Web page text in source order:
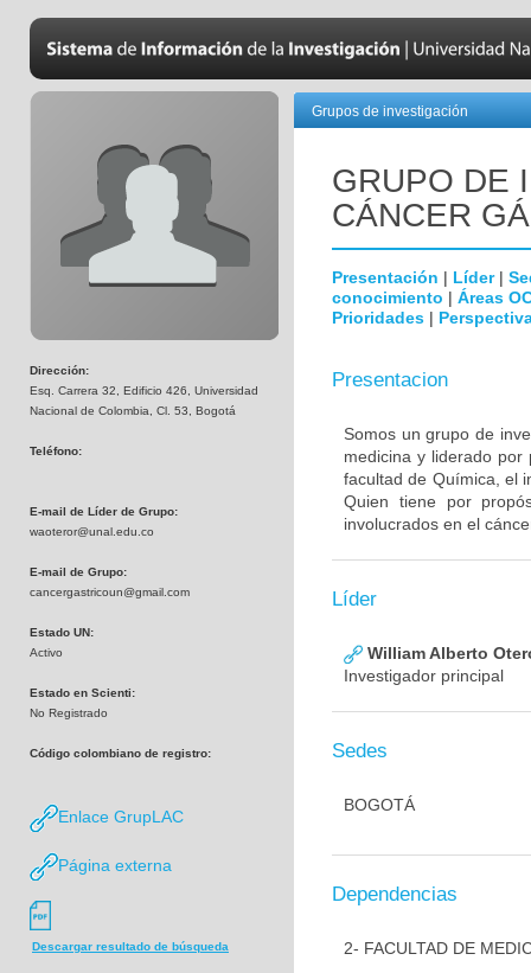
Dirección:
Esq. Carrera 32, Edificio 426, Universidad
Nacional de Colombia, Cl. 53, Bogotá
Teléfono:
E-mail de Líder de Grupo:
waoteror@unal.edu.co
E-mail de Grupo:
cancergastricoun@gmail.com
Estado UN:
Activo
Estado en Scienti:
No Registrado
Código colombiano de registro:
Enlace GrupLAC
Página externa
Descargar resultado de búsqueda
Grupos de investigación
GRUPO DE
CÁNCER
Presentación | Líder|
conocimiento | Áreas
Prioridades |
Presentacion
Somos un grupo de
medicina y liderado por
facultad de Química, el
Quien tiene por
involucrados en el
Líder
William Alberto
Investigador principal
Sedes
BOGOTÁ
Dependencias
2- FACULTAD DE